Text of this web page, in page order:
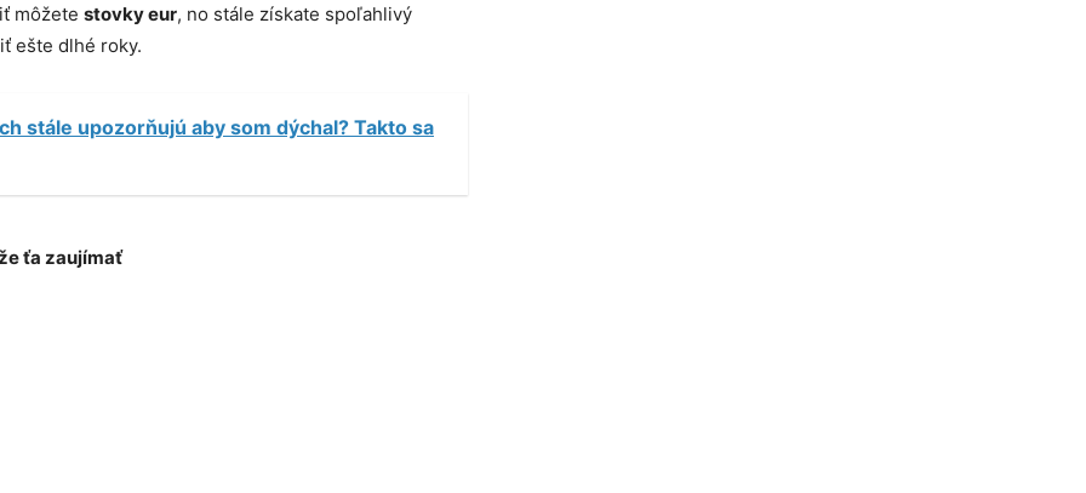
môžete stovky eur, no stále získate spoľahlivý
ešte dlhé roky.
stále upozorňujú aby som dýchal? Takto sa
ťa zaujímať